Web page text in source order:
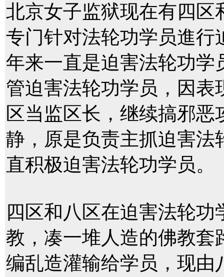
北京女子监狱现在有四
专门针对法轮功学员進
年来一直是迫害法轮功
管迫害法轮功学员，因
区当监区长，继续搞邪
静，原是负责主抓迫害
直积极迫害法轮功学员。
四区和八区在迫害法轮
教，凑一堆人造的佛教
编乱造灌输给学员，现